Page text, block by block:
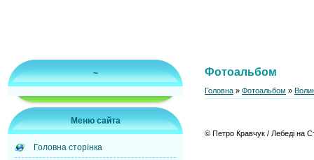
~
Меню сайта
Головна сторінка
Фотоальбом
Головна » Фотоальбом »
© Петро Кравчук / Лебеді на